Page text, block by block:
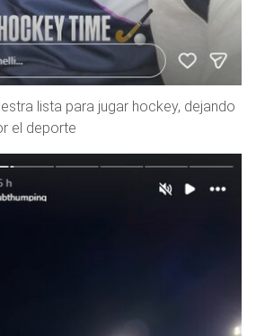
lista para jugar hockey, dejando
el deporte